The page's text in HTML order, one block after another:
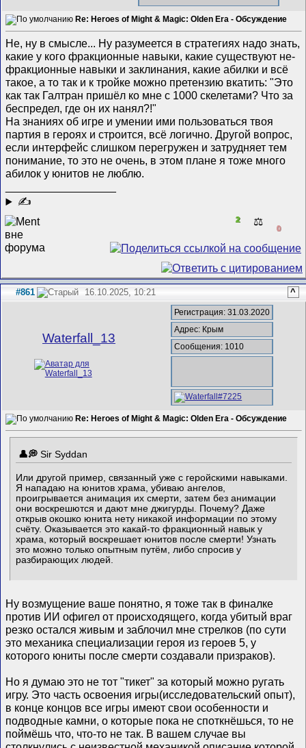
Re: Heroes of Might & Magic: Olden Era - Обсуждение
Не, ну в смысле... Ну разумеется в стратегиях надо знать,
какие у кого фракционные навыки, какие существуют не-
фракционные навыки и заклинания, какие абилки и всё
такое, а то так и к тройке можно претензию вкатить: "Это
как так Галтран пришёл ко мне с 1000 скелетами? Что за
беспредел, где он их нанял?!"
На знаниях об игре и умении ими пользоваться твоя
партия в героях и строится, всё логично. Другой вопрос,
если интерфейс слишком перегружен и затрудняет тем
понимание, то это не очень, в этом плане я тоже много
абилок у юнитов не люблю.
✍
2 ⚖️
0
#861 16.10.2025, 10:21 ^
Waterfall_13
Регистрация: 31.03.2020
Адрес: Крым
Сообщения: 1010
Re: Heroes of Might & Magic: Olden Era - Обсуждение
Sir Syddan
Или другой пример, связанный уже с геройскими навыками.
Я нападаю на юнитов храма, убиваю ангелов,
проигрывается анимация их смерти, затем без анимации
они воскрешются и дают мне джигурды. Почему? Даже
открыв окошко юнита нету никакой информации по этому
счёту. Оказывается это какай-то фракционный навык у
храма, который воскрешает юнитов после смерти! Узнать
это можно только опытным путём, либо спросив у
разбирающих людей.
Ну возмущение ваше понятно, я тоже так в финалке
против ИИ офигел от происходящего, когда убитый враг
резко остался живым и заблочил мне стрелков (по сути
это механика специализации героя из героев 5, у
которого юниты после смерти создавали призраков).
Но я думаю это не тот "тикет" за который можно ругать
игру. Это часть освоения игры(исследовательский опыт),
в конце концов все игры имеют свои особенности и
подводные камни, о которые пока не споткнёшься, то не
поймёшь что, что-то не так. В вашем случае вы